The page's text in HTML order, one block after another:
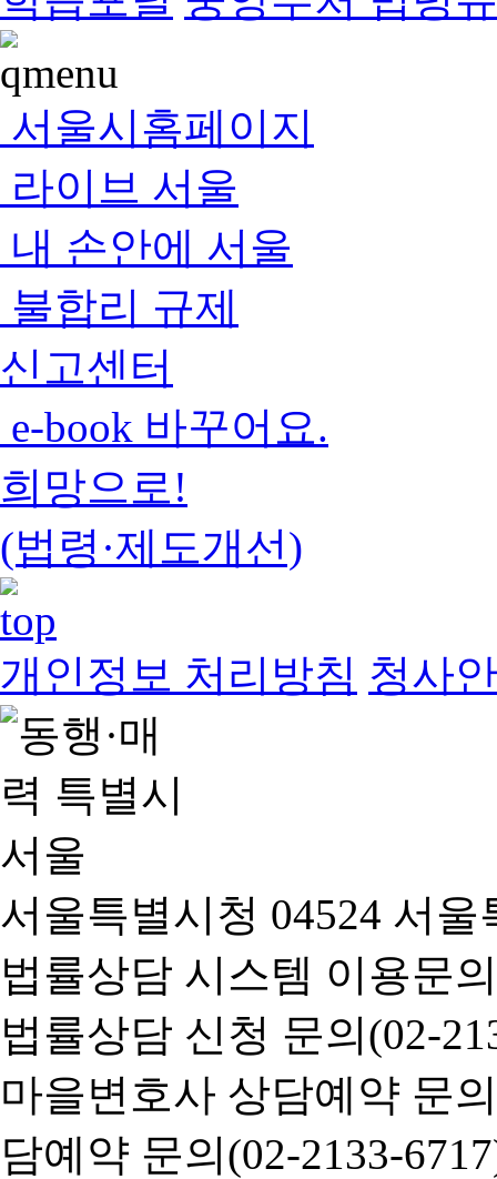
서울시홈페이지
라이브 서울
내 손안에 서울
불합리 규제
신고센터
e-book 바꾸어요.
희망으로!
(법령·제도개선)
개인정보 처리방침 청사
서울특별시청 04524 서
법률상담 시스템 이용문
법률상담 신청 문의(02-
마을변호사 상담예약 문
담예약 문의(02-2133-